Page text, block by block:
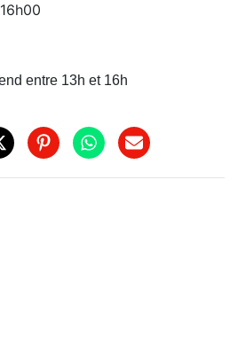
entre 13h et 16h